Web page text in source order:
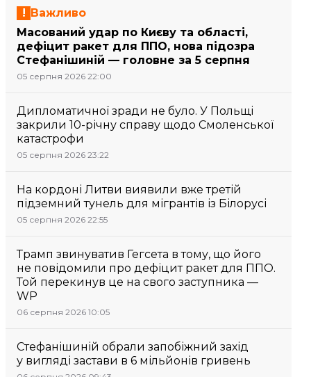
Важливо
Масований удар по Києву та області,
дефіцит ракет для ППО, нова підозра
Стефанішиній — головне за 5 серпня
05 серпня 2026 22:00
Дипломатичної зради не було. У Польщі
закрили 10-річну справу щодо Смоленської
катастрофи
05 серпня 2026 23:22
На кордоні Литви виявили вже третій
підземний тунель для мігрантів із Білорусі
05 серпня 2026 22:55
Трамп звинуватив Гегсета в тому, що його
не повідомили про дефіцит ракет для ППО.
Той перекинув це на свого заступника —
WP
06 серпня 2026 10:05
Стефанішиній обрали запобіжний захід
у вигляді застави в 6 мільйонів гривень